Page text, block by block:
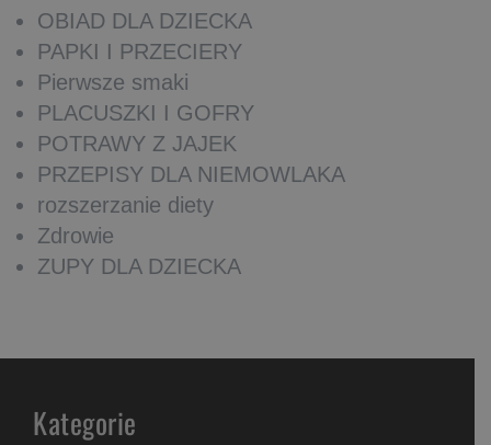
OBIAD DLA DZIECKA
PAPKI I PRZECIERY
Pierwsze smaki
PLACUSZKI I GOFRY
POTRAWY Z JAJEK
PRZEPISY DLA NIEMOWLAKA
rozszerzanie diety
Zdrowie
ZUPY DLA DZIECKA
Kategorie